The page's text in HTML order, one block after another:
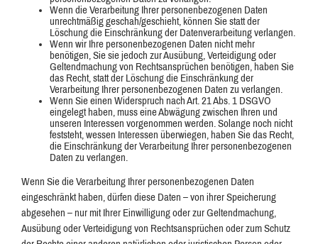
Wenn die Verarbeitung Ihrer personenbezogenen Daten
unrechtmäßig geschah/geschieht, können Sie statt der
Löschung die Einschränkung der Datenverarbeitung verlangen.
Wenn wir Ihre personenbezogenen Daten nicht mehr
benötigen, Sie sie jedoch zur Ausübung, Verteidigung oder
Geltendmachung von Rechtsansprüchen benötigen, haben Sie
das Recht, statt der Löschung die Einschränkung der
Verarbeitung Ihrer personenbezogenen Daten zu verlangen.
Wenn Sie einen Widerspruch nach Art. 21 Abs. 1 DSGVO
eingelegt haben, muss eine Abwägung zwischen Ihren und
unseren Interessen vorgenommen werden. Solange noch nicht
feststeht, wessen Interessen überwiegen, haben Sie das Recht,
die Einschränkung der Verarbeitung Ihrer personenbezogenen
Daten zu verlangen.
Wenn Sie die Verarbeitung Ihrer personenbezogenen Daten
eingeschränkt haben, dürfen diese Daten – von ihrer Speicherung
abgesehen – nur mit Ihrer Einwilligung oder zur Geltendmachung,
Ausübung oder Verteidigung von Rechtsansprüchen oder zum Schutz